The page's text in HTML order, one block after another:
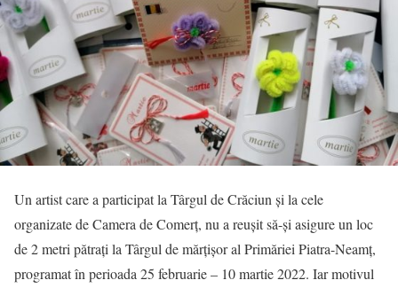
Un artist care a participat la Târgul de Crăciun și la cele
organizate de Camera de Comerț, nu a reușit să-și asigure un loc
de 2 metri pătrați la Târgul de mărțișor al Primăriei Piatra-Neamț,
programat în perioada 25 februarie – 10 martie 2022. Iar motivul